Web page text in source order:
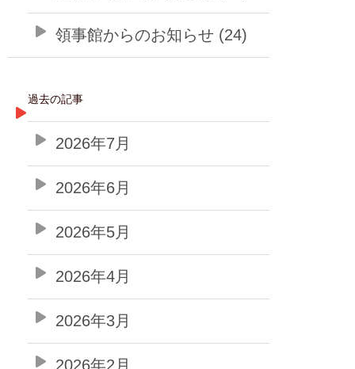
領事館からのお知らせ (24)
過去の記事
2026年7月
2026年6月
2026年5月
2026年4月
2026年3月
2026年2月